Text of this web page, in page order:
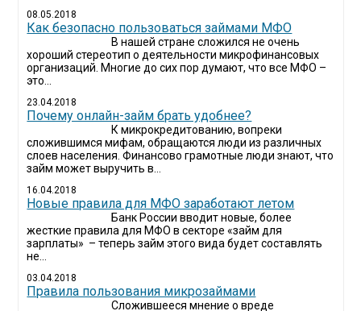
08.05.2018
Как безопасно пользоваться займами МФО
В нашей стране сложился не очень
хороший стереотип о деятельности микрофинансовых
организаций. Многие до сих пор думают, что все МФО –
это...
23.04.2018
Почему онлайн-займ брать удобнее?
К микрокредитованию, вопреки
сложившимся мифам, обращаются люди из различных
слоев населения. Финансово грамотные люди знают, что
займ может выручить в...
16.04.2018
Новые правила для МФО заработают летом
Банк России вводит новые, более
жесткие правила для МФО в секторе «займ для
зарплаты» – теперь займ этого вида будет составлять
не...
03.04.2018
​Правила пользования микрозаймами
Сложившееся мнение о вреде